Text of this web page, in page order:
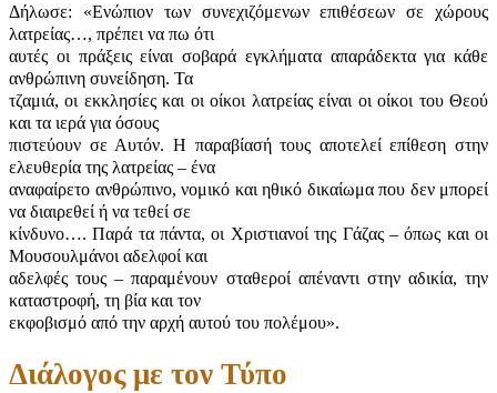
Δήλωσε: «Ενώπιον των συνεχιζόμενων επιθέσεων σε χώρους
λατρείας…, πρέπει να πω ότι
αυτές οι πράξεις είναι σοβαρά εγκλήματα απαράδεκτα για κάθε
ανθρώπινη συνείδηση. Τα
τζαμιά, οι εκκλησίες και οι οίκοι λατρείας είναι οι οίκοι του Θεού
και τα ιερά για όσους
πιστεύουν σε Αυτόν. Η παραβίασή τους αποτελεί επίθεση στην
ελευθερία της λατρείας – ένα
αναφαίρετο ανθρώπινο, νομικό και ηθικό δικαίωμα που δεν μπορεί
να διαιρεθεί ή να τεθεί σε
κίνδυνο…. Παρά τα πάντα, οι Χριστιανοί της Γάζας – όπως και οι
Μουσουλμάνοι αδελφοί και
αδελφές τους – παραμένουν σταθεροί απέναντι στην αδικία, την
καταστροφή, τη βία και τον
εκφοβισμό από την αρχή αυτού του πολέμου».
Διάλογος με τον Τύπο